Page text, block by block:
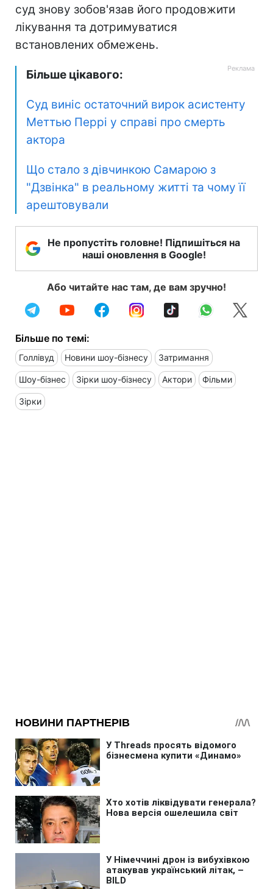
суд знову зобов'язав його продовжити
лікування та дотримуватися
встановлених обмежень.
Більше цікавого:
Суд виніс остаточний вирок асистенту
Меттью Перрі у справі про смерть
актора
Що стало з дівчинкою Самарою з
"Дзвінка" в реальному житті та чому її
арештовували
Не пропустіть головне! Підпишіться на
наші оновлення в Google!
Або читайте нас там, де вам зручно!
Більше по темі:
Голлівуд Новини шоу-бізнесу Затримання
Шоу-бізнес Зірки шоу-бізнесу Актори Фільми
Зірки